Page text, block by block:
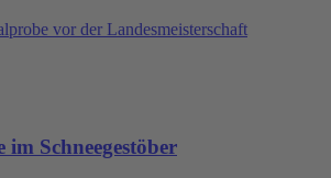
vor der Landesmeisterschaft
im Schneegestöber